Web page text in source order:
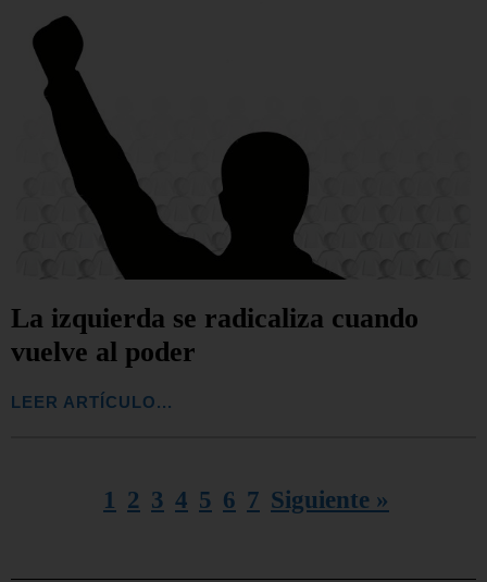
La izquierda se radicaliza cuando
vuelve al poder
LEER ARTÍCULO...
1 2 3 4 5 6 7 Siguiente »